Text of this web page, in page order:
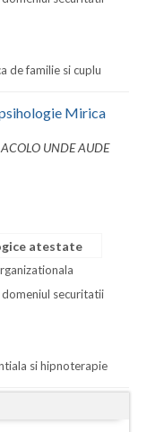
de familie si cuplu
Mirica
UNDE AUDE
atestate
securitatii
si hipnoterapie